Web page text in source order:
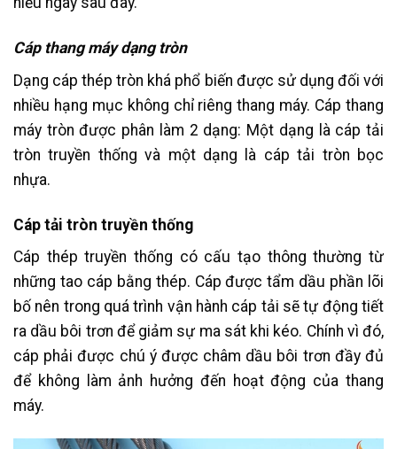
Cáp thang máy dạng tròn
Dạng cáp thép tròn khá phổ biến được sử dụng đối với
nhiều hạng mục không chỉ riêng thang máy. Cáp thang
máy tròn được phân làm 2 dạng: Một dạng là cáp tải
tròn truyền thống và một dạng là cáp tải tròn bọc
nhựa.
Cáp tải tròn truyền thống
Cáp thép truyền thống có cấu tạo thông thường từ
những tao cáp bằng thép. Cáp được tẩm dầu phần lõi
bố nên trong quá trình vận hành cáp tải sẽ tự động tiết
ra dầu bôi trơn để giảm sự ma sát khi kéo. Chính vì đó,
cáp phải được chú ý được châm dầu bôi trơn đầy đủ
để không làm ảnh hưởng đến hoạt động của thang
máy.